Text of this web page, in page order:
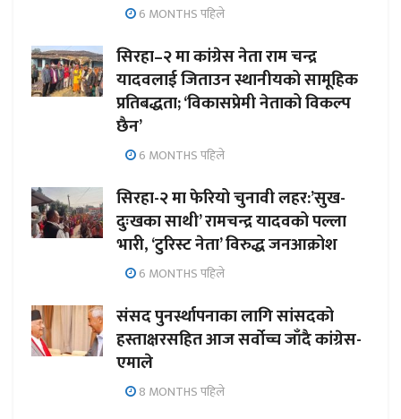
6 MONTHS पहिले
सिरहा–२ मा कांग्रेस नेता राम चन्द्र
यादवलाई जिताउन स्थानीयको सामूहिक
प्रतिबद्धता; ‘विकासप्रेमी नेताको विकल्प
छैन’
6 MONTHS पहिले
सिरहा-२ मा फेरियो चुनावी लहर:’सुख-
दुःखका साथी’ रामचन्द्र यादवको पल्ला
भारी, ‘टुरिस्ट नेता’ विरुद्ध जनआक्रोश
6 MONTHS पहिले
संसद पुनर्स्थापनाका लागि सांसदको
हस्ताक्षरसहित आज सर्वोच्च जाँदै कांग्रेस-
एमाले
8 MONTHS पहिले